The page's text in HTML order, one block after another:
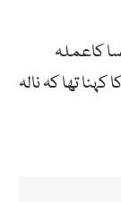
کاعملہ
تھا کہ نالہ